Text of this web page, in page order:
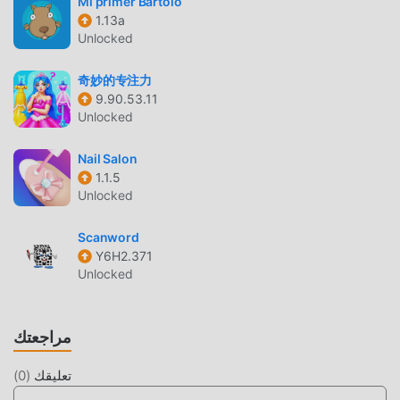
TriviaMaker باعتبارها لعبة شائعة جدًا educational مؤخرًا ،
اكتسبت الكثير من المعجبين في جميع أنحاء العالم الذين يحبون
موقع لتنزيل الألعاب المجانية APK في العالم - moddroid هو خيارك
الأفضل. لا يوفر لك moddroid أحدث إصدار من TriviaMaker 6.3.7
مجانًا ، ولكنه يوفر أيضًا Free mod مجانًا ، مما يساعدك على حفظ
المهام الميكانيكية المتكررة في اللعبة ، حتى تتمكن من التركيز على
الاستمتاع بالبهجة التي تجلبها اللعبة نفسها. يعد moddroid بأن أي
TriviaMaker mod لن يفرض على اللاعبين أي رسوم ، وهو آمن
100٪ ومتاح ومجاني للتثبيت. فقط قم بتنزيل عميل moddroid ،
يمكنك تنزيل وتثبيت TriviaMaker 6.3.7 بنقرة واحدة. ماذا تنتظر ،
TriviaMaker باعتبارها لعبة شائعة educational ، ساعدته طريقة
اللعب الفريدة في كسب عدد كبير من المعجبين حول العالم. على
عكس الألعاب التقليدية educational ، في TriviaMaker ، ما عليك
سوى متابعة البرنامج التعليمي للمبتدئين ، بحيث يمكنك بسهولة بدء
1.13a
Unlocked
奇妙的专注力
9.90.53.11
Unlocked
Nail Salon
1.1.5
Unlocked
Scanword
Y6H2.371
Unlocked
مراجعتك
تعليقك (
0
)